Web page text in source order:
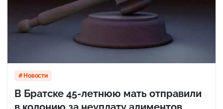
Новости
В Братске 45-летнюю мать отправили